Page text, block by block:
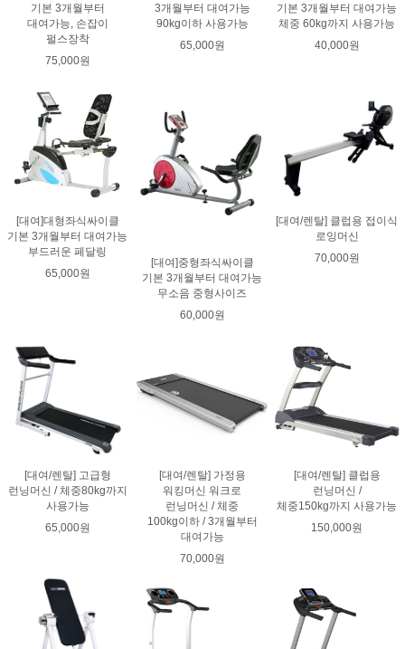
기본 3개월부터
대여가능, 손잡이
펄스장착
75,000원
3개월부터 대여가능
90kg이하 사용가능
65,000원
기본 3개월부터 대여가능
체중 60kg까지 사용가능
40,000원
[대여]대형좌식싸이클
기본 3개월부터 대여가능
부드러운 페달링
65,000원
[대여]중형좌식싸이클
기본 3개월부터 대여가능
무소음 중형사이즈
60,000원
[대여/렌탈] 클럽용 접이식
로잉머신
70,000원
[대여/렌탈] 고급형
런닝머신 / 체중80kg까지
사용가능
65,000원
[대여/렌탈] 가정용
워킹머신 워크로
런닝머신 / 체중
100kg이하 / 3개월부터
대여가능
70,000원
[대여/렌탈] 클럽용
런닝머신 /
체중150kg까지 사용가능
150,000원